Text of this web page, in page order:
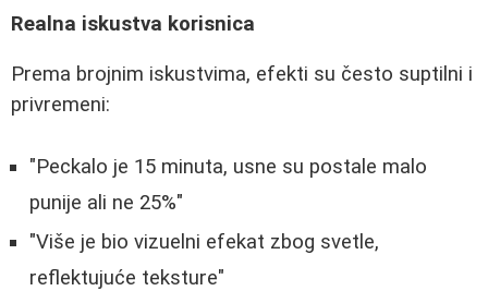
Realna iskustva korisnica
Prema brojnim iskustvima, efekti su često suptilni i
privremeni:
"Peckalo je 15 minuta, usne su postale malo
punije ali ne 25%"
"Više je bio vizuelni efekat zbog svetle,
reflektujuće teksture"